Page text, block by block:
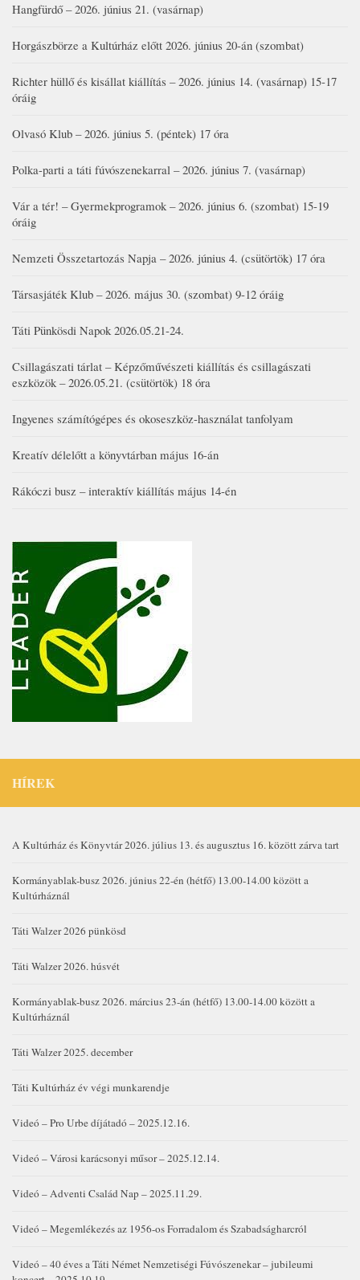
Hangfürdő – 2026. június 21. (vasárnap)
Horgászbörze a Kultúrház előtt 2026. június 20-án (szombat)
Richter hüllő és kisállat kiállítás – 2026. június 14. (vasárnap) 15-17
óráig
Olvasó Klub – 2026. június 5. (péntek) 17 óra
Polka-parti a táti fúvószenekarral – 2026. június 7. (vasárnap)
Vár a tér! – Gyermekprogramok – 2026. június 6. (szombat) 15-19
óráig
Nemzeti Összetartozás Napja – 2026. június 4. (csütörtök) 17 óra
Társasjáték Klub – 2026. május 30. (szombat) 9-12 óráig
Táti Pünkösdi Napok 2026.05.21-24.
Csillagászati tárlat – Képzőművészeti kiállítás és csillagászati
eszközök – 2026.05.21. (csütörtök) 18 óra
Ingyenes számítógépes és okoseszköz-használat tanfolyam
Kreatív délelőtt a könyvtárban május 16-án
Rákóczi busz – interaktív kiállítás május 14-én
HÍREK
A Kultúrház és Könyvtár 2026. július 13. és augusztus 16. között zárva tart
Kormányablak-busz 2026. június 22-én (hétfő) 13.00-14.00 között a
Kultúrháznál
Táti Walzer 2026 pünkösd
Táti Walzer 2026. húsvét
Kormányablak-busz 2026. március 23-án (hétfő) 13.00-14.00 között a
Kultúrháznál
Táti Walzer 2025. december
Táti Kultúrház év végi munkarendje
Videó – Pro Urbe díjátadó – 2025.12.16.
Videó – Városi karácsonyi műsor – 2025.12.14.
Videó – Adventi Család Nap – 2025.11.29.
Videó – Megemlékezés az 1956-os Forradalom és Szabadságharcról
Videó – 40 éves a Táti Német Nemzetiségi Fúvószenekar – jubileumi